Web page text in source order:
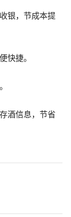
银，节成本提
快捷。
酒信息，节省